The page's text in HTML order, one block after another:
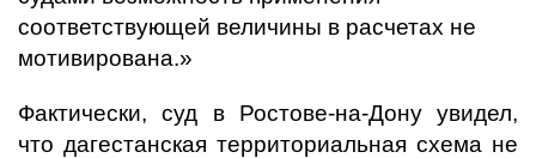
соответствующей величины в расчетах не
мотивирована.»
Фактически, суд в Ростове-на-Дону увидел,
что дагестанская территориальная схема не